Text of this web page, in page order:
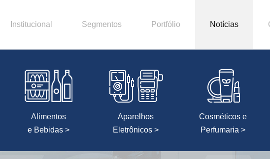
Institucional Segmentos Portfólio Notícias
Alimentos
e Bebidas >
Aparelhos
Eletrônicos >
Cosméticos e
Perfumaria >